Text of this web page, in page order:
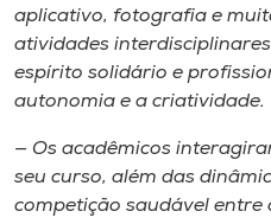
A+
A-
aplicativo, fotografia e
atividades
espírito solidário e
autonomia e a criatividade.
— Os acadêmicos
seu curso, além das
competição saudável entre